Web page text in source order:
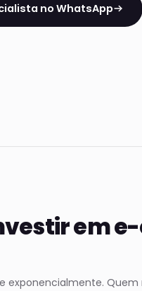
no WhatsApp
em
exponencialmente.